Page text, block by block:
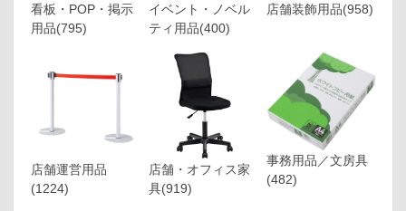
看板・POP・掲示
用品(795)
イベント・ノベル
ティ用品(400)
店舗装飾用品(958)
店舗運営用品
(1224)
店舗・オフィス家
具(919)
事務用品／文房具
(482)